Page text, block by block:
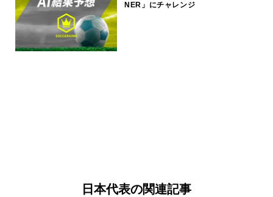
NER」にチャレンジ
日本代表の関連記事